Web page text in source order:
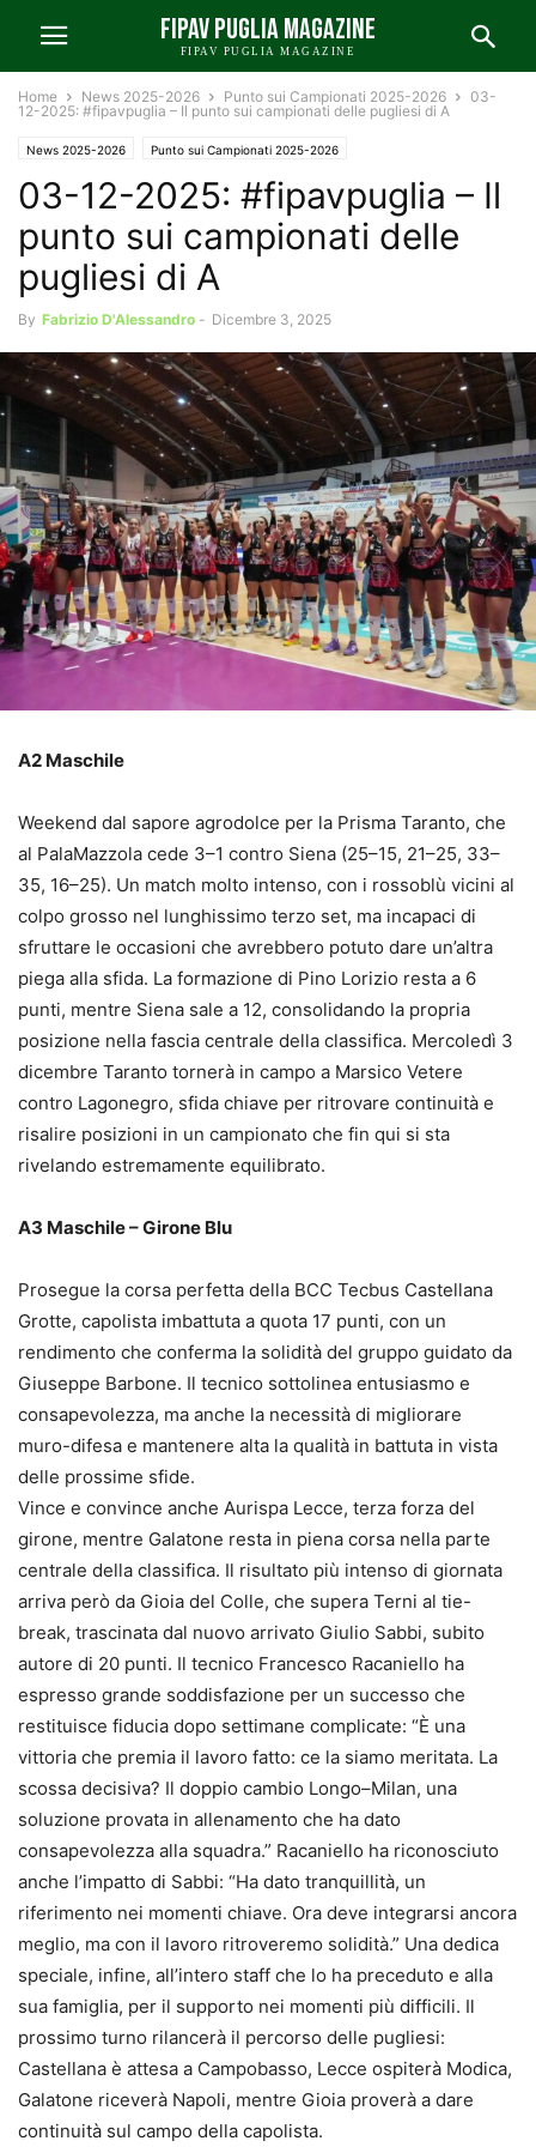
FIPAV PUGLIA MAGAZINE
FIPAV PUGLIA MAGAZINE
Home News 2025-2026 Punto sui Campionati 2025-2026
03-
12-2025: #fipavpuglia – Il punto sui campionati delle pugliesi di A
News 2025-2026 Punto sui Campionati 2025-2026
03-12-2025: #fipavpuglia – Il
punto sui campionati delle
pugliesi di A
By Fabrizio D'Alessandro - Dicembre 3, 2025
A2 Maschile
Weekend dal sapore agrodolce per la Prisma Taranto, che
al PalaMazzola cede 3–1 contro Siena (25–15, 21–25, 33–
35, 16–25). Un match molto intenso, con i rossoblù vicini al
colpo grosso nel lunghissimo terzo set, ma incapaci di
sfruttare le occasioni che avrebbero potuto dare un’altra
piega alla sfida. La formazione di Pino Lorizio resta a 6
punti, mentre Siena sale a 12, consolidando la propria
posizione nella fascia centrale della classifica. Mercoledì 3
dicembre Taranto tornerà in campo a Marsico Vetere
contro Lagonegro, sfida chiave per ritrovare continuità e
risalire posizioni in un campionato che fin qui si sta
rivelando estremamente equilibrato.
A3 Maschile – Girone Blu
Prosegue la corsa perfetta della BCC Tecbus Castellana
Grotte, capolista imbattuta a quota 17 punti, con un
rendimento che conferma la solidità del gruppo guidato da
Giuseppe Barbone. Il tecnico sottolinea entusiasmo e
consapevolezza, ma anche la necessità di migliorare
muro-difesa e mantenere alta la qualità in battuta in vista
delle prossime sfide.
Vince e convince anche Aurispa Lecce, terza forza del
girone, mentre Galatone resta in piena corsa nella parte
centrale della classifica. Il risultato più intenso di giornata
arriva però da Gioia del Colle, che supera Terni al tie-
break, trascinata dal nuovo arrivato Giulio Sabbi, subito
autore di 20 punti. Il tecnico Francesco Racaniello ha
espresso grande soddisfazione per un successo che
restituisce fiducia dopo settimane complicate: “È una
vittoria che premia il lavoro fatto: ce la siamo meritata. La
scossa decisiva? Il doppio cambio Longo–Milan, una
soluzione provata in allenamento che ha dato
consapevolezza alla squadra.” Racaniello ha riconosciuto
anche l’impatto di Sabbi: “Ha dato tranquillità, un
riferimento nei momenti chiave. Ora deve integrarsi ancora
meglio, ma con il lavoro ritroveremo solidità.” Una dedica
speciale, infine, all’intero staff che lo ha preceduto e alla
sua famiglia, per il supporto nei momenti più difficili. Il
prossimo turno rilancerà il percorso delle pugliesi:
Castellana è attesa a Campobasso, Lecce ospiterà Modica,
Galatone riceverà Napoli, mentre Gioia proverà a dare
continuità sul campo della capolista.